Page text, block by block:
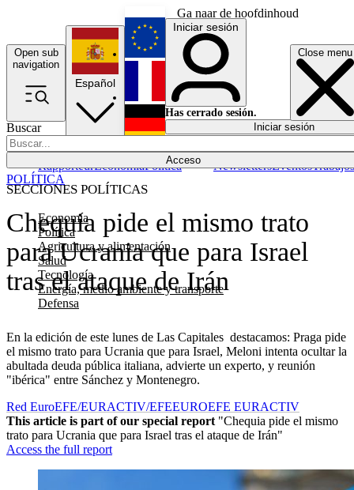
Ga naar de hoofdinhoud
Open sub
navigation
Close menu
Buscar
Acceso
SECCIONES POLÍTICAS
Economía
Política
Agricultura y alimentación
Salud
Tecnología
Energía, medio ambiente y transporte
Defensa
RapporteurEconomíaPolítica NewslettersEventosTrabajos
Español
English
Français
Iniciar sesión
Has cerrado sesión.
Iniciar sesión
Chequia pide el mismo trato
para Ucrania que para Israel
tras el ataque de Irán
En la edición de este lunes de Las Capitales destacamos: Praga pide
el mismo trato para Ucrania que para Israel, Meloni intenta ocultar la
abultada deuda pública italiana, advierte un experto, y reunión
"ibérica" entre Sánchez y Montenegro.
POLÍTICA
Red EuroEFE/EURACTIV/EFEEUROEFE EURACTIV
This article is part of our special report "Chequia pide el mismo
trato para Ucrania que para Israel tras el ataque de Irán"
Access the full report